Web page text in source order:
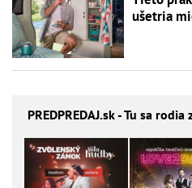
ušetria
PREDPREDAJ.sk - Tu sa rodia